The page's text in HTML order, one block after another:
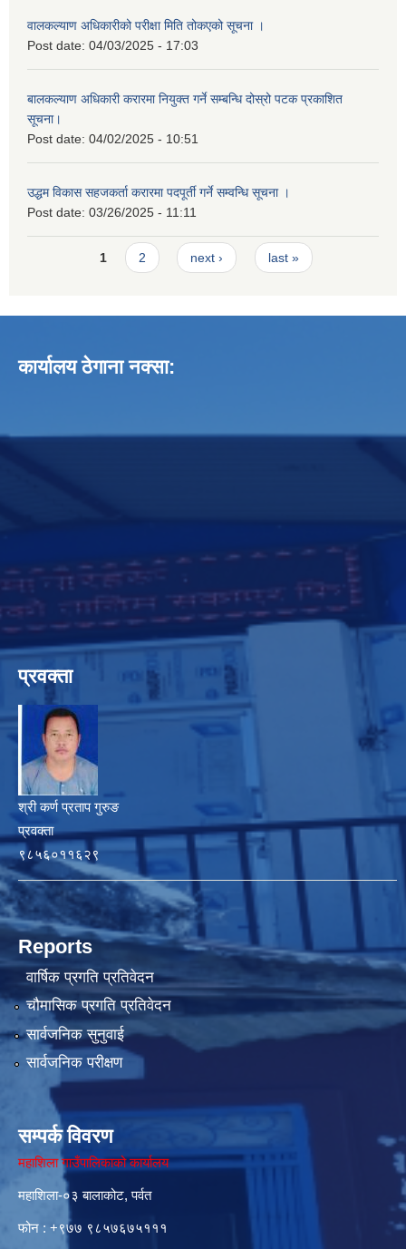
वालकल्याण अधिकारीको परीक्षा मिति तोकएको सूचना ।
Post date: 04/03/2025 - 17:03
बालकल्याण अधिकारी करारमा नियुक्त गर्ने सम्बन्धि दोस्रो पटक प्रकाशित
सूचना।
Post date: 04/02/2025 - 10:51
उद्धम विकास सहजकर्ता करारमा पदपूर्ती गर्ने सम्वन्धि सूचना ।
Post date: 03/26/2025 - 11:11
Pages1 2 next › last »
कार्यालय ठेगाना नक्सा:
प्रवक्ता
श्री कर्ण प्रताप गुरुङ
प्रवक्ता
९८५६०११६२९
Reports
वार्षिक प्रगति प्रतिवेदन
चौमासिक प्रगति प्रतिवेदन
सार्वजनिक सुनुवाई
सार्वजनिक परीक्षण
सम्पर्क विवरण
महाशिला गाउँपालिकाको कार्यालय
महाशिला-०३ बालाकोट, पर्वत
फोन : ‌+९७७ ९८५७६७५१११